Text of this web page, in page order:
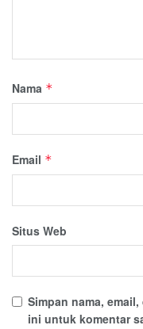
Nama *
Email *
Situs Web
Simpan nama,
ini untuk komentar